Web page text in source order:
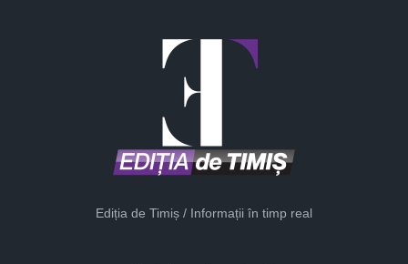
Ediția de Timiș / Informații în timp real